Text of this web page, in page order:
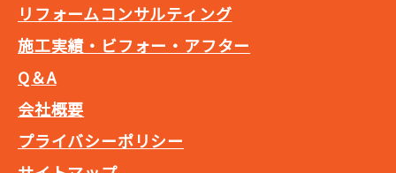
リフォームコンサルティング
施工実績・ビフォー・アフター
Q＆A
会社概要
プライバシーポリシー